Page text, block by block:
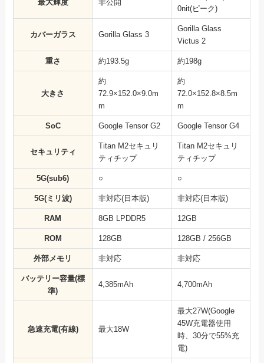
最大輝度 非公開
0nit(ピーク)
カバーガラス Gorilla Glass 3
Gorilla Glass
Victus 2
重さ 約193.5g 約198g
大きさ
約
72.9×152.0×9.0m
m
約
72.0×152.8×8.5m
m
SoC Google Tensor G2 Google Tensor G4
セキュリティ
Titan M2セキュリ
ティチップ
Titan M2セキュリ
ティチップ
5G(sub6) ○ ○
5G(ミリ波) 非対応(日本版) 非対応(日本版)
RAM 8GB LPDDR5 12GB
ROM 128GB 128GB / 256GB
外部メモリ 非対応 非対応
バッテリー容量(標
準)
4,385mAh 4,700mAh
急速充電(有線) 最大18W
最大27W(Google
45W充電器使用
時、30分で55%充
電)